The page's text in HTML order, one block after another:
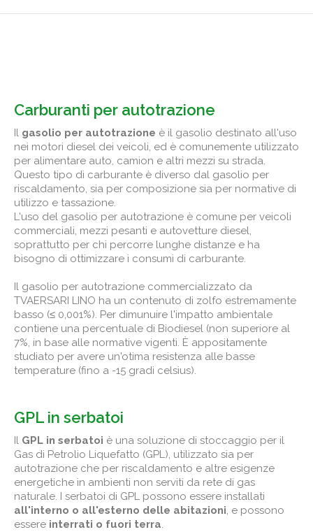
Carburanti per autotrazione
Il gasolio per autotrazione è il gasolio destinato all'uso
nei motori diesel dei veicoli, ed è comunemente utilizzato
per alimentare auto, camion e altri mezzi su strada.
Questo tipo di carburante è diverso dal gasolio per
riscaldamento, sia per composizione sia per normative di
utilizzo e tassazione.
L'uso del gasolio per autotrazione è comune per veicoli
commerciali, mezzi pesanti e autovetture diesel,
soprattutto per chi percorre lunghe distanze e ha
bisogno di ottimizzare i consumi di carburante.
Il gasolio per autotrazione commercializzato da
TVAERSARI LINO ha un contenuto di zolfo estremamente
basso (≤ 0,001%). Per dimunuire l'impatto ambientale
contiene una percentuale di Biodiesel (non superiore al
7%, in base alle normative vigenti. È appositamente
studiato per avere un'otima resistenza alle basse
temperature (fino a -15 gradi celsius).
GPL in serbatoi
Il GPL in serbatoi è una soluzione di stoccaggio per il
Gas di Petrolio Liquefatto (GPL), utilizzato sia per
autotrazione che per riscaldamento e altre esigenze
energetiche in ambienti non serviti da rete di gas
naturale. I serbatoi di GPL possono essere installati
all'interno o all'esterno delle abitazioni, e possono
essere interrati o fuori terra.